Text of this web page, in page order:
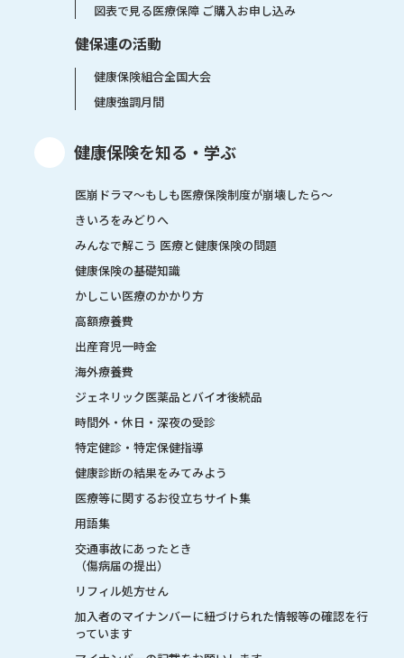
図表で見る医療保障 ご購入お申し込み
健保連の活動
健康保険組合全国大会
健康強調月間
健康保険を知る・学ぶ
医崩ドラマ〜もしも医療保険制度が崩壊したら〜
きいろをみどりへ
みんなで解こう 医療と健康保険の問題
健康保険の基礎知識
かしこい医療のかかり方
高額療養費
出産育児一時金
海外療養費
ジェネリック医薬品とバイオ後続品
時間外・休日・深夜の受診
特定健診・特定保健指導
健康診断の結果をみてみよう
医療等に関するお役立ちサイト集
用語集
交通事故にあったとき
（傷病届の提出）
リフィル処方せん
加入者のマイナンバーに紐づけられた情報等の確認を行
っています